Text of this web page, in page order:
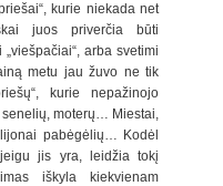
kurie niekada net
juos priverčia būti
arba svetimi
metu jau žuvo ne tik
kurie nepažinojo
moterų… Miestai,
pabėgėlių… Kodėl
jis yra, leidžia tokį
iškyla kiekvienam